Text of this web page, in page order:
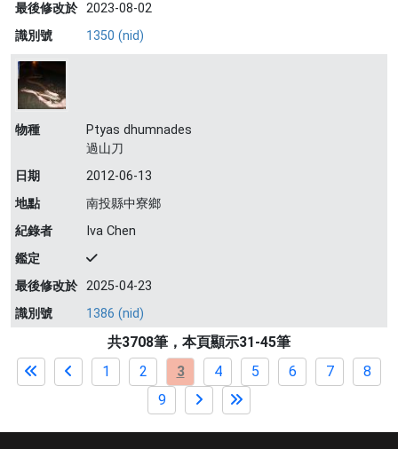
最後修改於 2023-08-02
識別號
1350 (nid)
物種
Ptyas dhumnades
過山刀
日期
2012-06-13
地點
南投縣中寮鄉
紀錄者
Iva Chen
鑑定
最後修改於 2025-04-23
識別號
1386 (nid)
共3708筆，本頁顯示31-45筆
1
2 3 4 5 6 7
8
9